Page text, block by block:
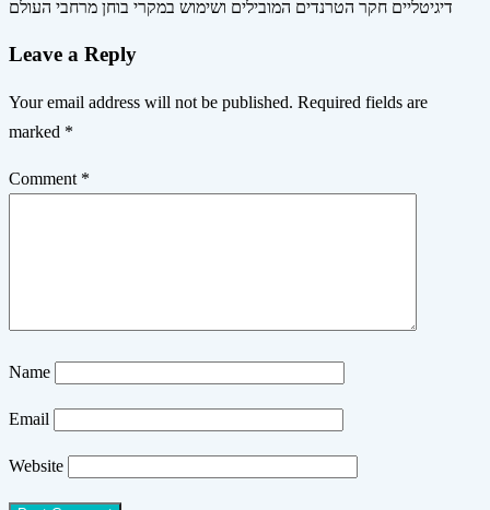
דיגיטליים חקר הטרנדים המובילים ושימוש במקרי בוחן מרחבי העולם
Leave a Reply
Your email address will not be published. Required fields are
marked *
Comment *
Name
Email
Website